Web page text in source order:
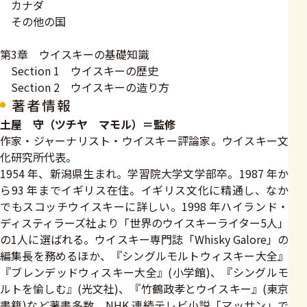
カナダ
その他の国
第3章 ウイスキーの基礎知識
Section 1 ウイスキーの歴史
Section 2 ウイスキーの造り方
著者情報
土屋 守（ツチヤ マモル）＝監修
作家・ジャーナリスト・ウイスキー評論家。ウイスキー文
化研究所代表。
1954 年、新潟県生まれ。学習院大学文学部卒。1987 年か
ら93 年までイギリス在住。イギリス文化に精通し、なか
でもスコッチウイスキーに詳しい。1998 年ハイランド・
ディスティラーズ社より「世界のウイスキーライター5人」
の1人に選ばれる。ウイスキー専門誌「Whisky Galore」の
編集長を務めるほか、『シングルモルトウィスキー大全』
『ブレンデッドウィスキー大全』(小学館)、『シングルモ
ルトを愉しむ』(光文社)、『竹鶴政孝とウイスキー』(東京